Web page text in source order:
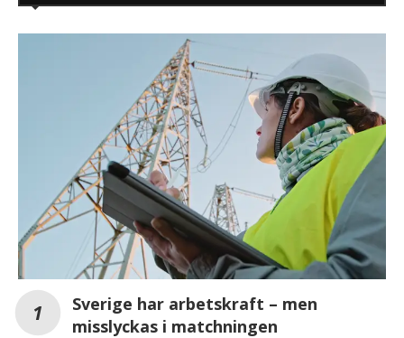
Sverige har arbetskraft – men
misslyckas i matchningen